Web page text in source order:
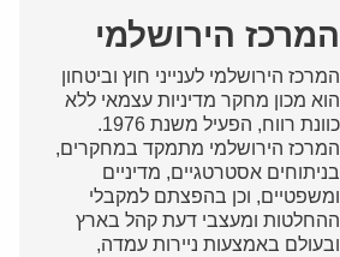
המרכז הירושלמי
המרכז הירושלמי לענייני חוץ וביטחון
הוא מכון מחקר מדיניות עצמאי ללא
כוונת רווח, הפעיל משנת 1976.
המרכז הירושלמי מתמקד במחקרים,
בניתוחים אסטרטגיים, מדיניים
ומשפטיים, וכן בהפצתם למקבלי
ההחלטות ומעצבי דעת קהל בארץ
ובעולם באמצעות ניירות עמדה,